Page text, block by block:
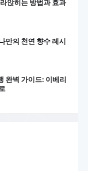
앉히는 방법과 효과
만의 천연 향수 레시
완벽 가이드: 이베리